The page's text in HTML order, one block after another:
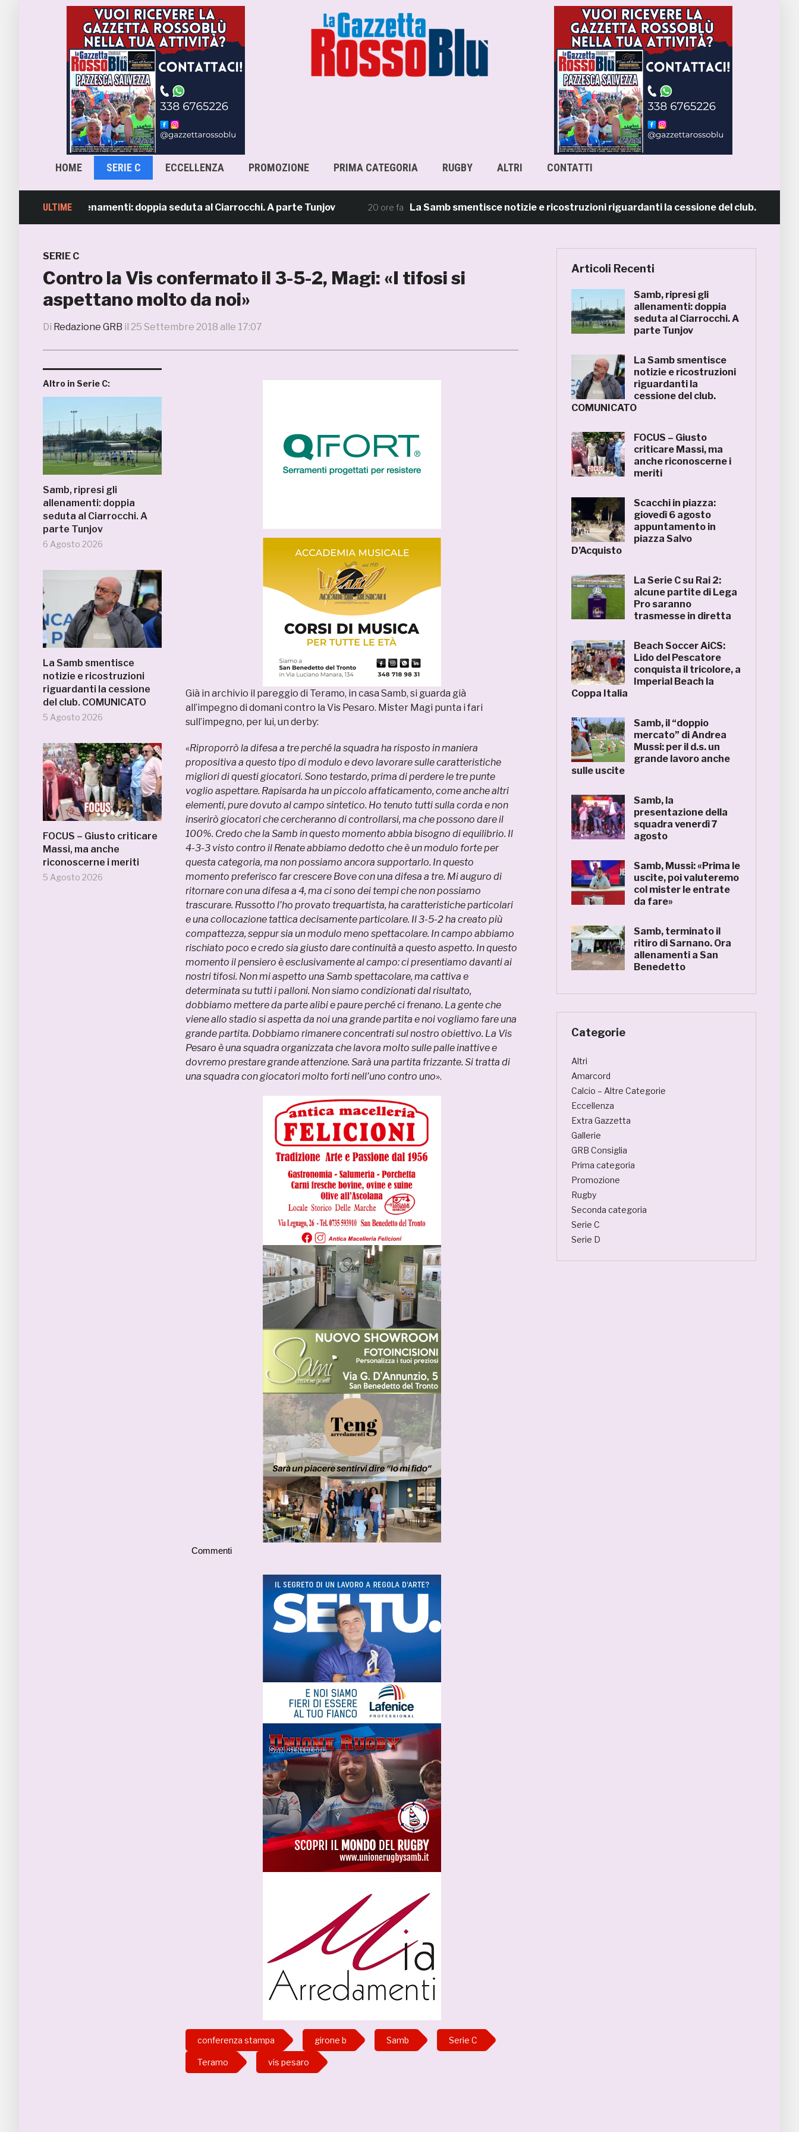
HOME SERIE C ECCELLENZA PROMOZIONE PRIMA CATEGORIA RUGBY ALTRI CONTATTI
ULTIME
gli allenamenti: doppia seduta al Ciarrocchi. A parte Tunjov 20 ore fa La Samb smentisce notizie e ricostruzioni riguardanti la cessione del club. COMUNICATO
SERIE C
Contro la Vis confermato il 3-5-2, Magi: «I tifosi si
aspettano molto da noi»
Di Redazione GRB il 25 Settembre 2018 alle 17:07
Altro in Serie C:
Samb, ripresi gli
allenamenti: doppia
seduta al Ciarrocchi. A
parte Tunjov
6 Agosto 2026
La Samb smentisce
notizie e ricostruzioni
riguardanti la cessione
del club. COMUNICATO
5 Agosto 2026
FOCUS – Giusto criticare
Massi, ma anche
riconoscerne i meriti
5 Agosto 2026
Già in archivio il pareggio di Teramo, in casa Samb, si guarda già
all’impegno di domani contro la Vis Pesaro. Mister Magi punta i fari
sull’impegno, per lui, un derby:
«Riproporrò la difesa a tre perché la squadra ha risposto in maniera
propositiva a questo tipo di modulo e devo lavorare sulle caratteristiche
migliori di questi giocatori. Sono testardo, prima di perdere le tre punte
voglio aspettare. Rapisarda ha un piccolo affaticamento, come anche altri
elementi, pure dovuto al campo sintetico. Ho tenuto tutti sulla corda e non
inserirò giocatori che cercheranno di controllarsi, ma che possono dare il
100%. Credo che la Samb in questo momento abbia bisogno di equilibrio. Il
4-3-3 visto contro il Renate abbiamo dedotto che è un modulo forte per
questa categoria, ma non possiamo ancora supportarlo. In questo
momento preferisco far crescere Bove con una difesa a tre. Mi auguro di
ritornare con una difesa a 4, ma ci sono dei tempi che non possiamo
trascurare. Russotto l’ho provato trequartista, ha caratteristiche particolari
e una collocazione tattica decisamente particolare. Il 3-5-2 ha creato più
compattezza, seppur sia un modulo meno spettacolare. In campo abbiamo
rischiato poco e credo sia giusto dare continuità a questo aspetto. In questo
momento il pensiero è esclusivamente al campo: ci presentiamo davanti ai
nostri tifosi. Non mi aspetto una Samb spettacolare, ma cattiva e
determinata su tutti i palloni. Non siamo condizionati dal risultato,
dobbiamo mettere da parte alibi e paure perché ci frenano. La gente che
viene allo stadio si aspetta da noi una grande partita e noi vogliamo fare una
grande partita. Dobbiamo rimanere concentrati sul nostro obiettivo. La Vis
Pesaro è una squadra organizzata che lavora molto sulle palle inattive e
dovremo prestare grande attenzione. Sarà una partita frizzante. Si tratta di
una squadra con giocatori molto forti nell’uno contro uno».
Commenti
conferenza stampa girone b Samb Serie C
Teramo vis pesaro
Articoli Recenti
Samb, ripresi gli
allenamenti: doppia
seduta al Ciarrocchi. A
parte Tunjov
La Samb smentisce
notizie e ricostruzioni
riguardanti la
cessione del club.
COMUNICATO
FOCUS – Giusto
criticare Massi, ma
anche riconoscerne i
meriti
Scacchi in piazza:
giovedì 6 agosto
appuntamento in
piazza Salvo
D’Acquisto
La Serie C su Rai 2:
alcune partite di Lega
Pro saranno
trasmesse in diretta
Beach Soccer AiCS:
Lido del Pescatore
conquista il tricolore, a
Imperial Beach la
Coppa Italia
Samb, il “doppio
mercato” di Andrea
Mussi: per il d.s. un
grande lavoro anche
sulle uscite
Samb, la
presentazione della
squadra venerdì 7
agosto
Samb, Mussi: «Prima le
uscite, poi valuteremo
col mister le entrate
da fare»
Samb, terminato il
ritiro di Sarnano. Ora
allenamenti a San
Benedetto
Categorie
Altri
Amarcord
Calcio – Altre Categorie
Eccellenza
Extra Gazzetta
Gallerie
GRB Consiglia
Prima categoria
Promozione
Rugby
Seconda categoria
Serie C
Serie D